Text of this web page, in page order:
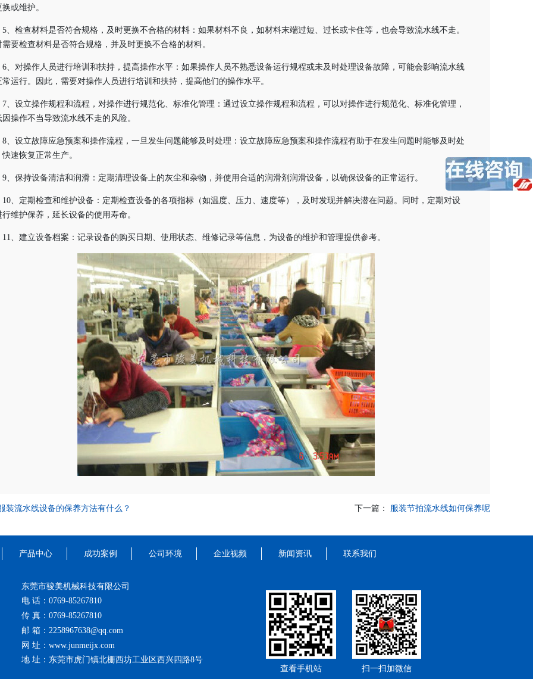
或维护。
5、检查材料是否符合规格，及时更换不合格的材料：如果材料不良，如材料末端过短、过长或卡住等，也会导致流水线不走。
需要检查材料是否符合规格，并及时更换不合格的材料。
6、对操作人员进行培训和扶持，提高操作水平：如果操作人员不熟悉设备运行规程或未及时处理设备故障，可能会影响流水线
常运行。因此，需要对操作人员进行培训和扶持，提高他们的操作水平。
7、设立操作规程和流程，对操作进行规范化、标准化管理：通过设立操作规程和流程，可以对操作进行规范化、标准化管理，
因操作不当导致流水线不走的风险。
8、设立故障应急预案和操作流程，一旦发生问题能够及时处理：设立故障应急预案和操作流程有助于在发生问题时能够及时处
速恢复正常生产。
9、保持设备清洁和润滑：定期清理设备上的灰尘和杂物，并使用合适的润滑剂润滑设备，以确保设备的正常运行。
10、定期检查和维护设备：定期检查设备的各项指标（如温度、压力、速度等），及时发现并解决潜在问题。同时，定期对设
行维护保养，延长设备的使用寿命。
11、建立设备档案：记录设备的购买日期、使用状态、维修记录等信息，为设备的维护和管理提供参考。
装流水线设备的保养方法有什么？ 下一篇： 服装节拍流水线如何保养呢
产品中心 成功案例 公司环境 企业视频 新闻资讯 联系我们
东莞市骏美机械科技有限公司
电 话：0769-85267810
传 真：0769-85267810
邮 箱：2258967638@qq.com
网 址：www.junmeijx.com
地 址：东莞市虎门镇北栅西坊工业区西兴四路8号
查看手机站
扫一扫加微信